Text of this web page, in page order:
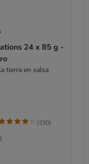
24 x 85 g -
tierra en salsa
(230)